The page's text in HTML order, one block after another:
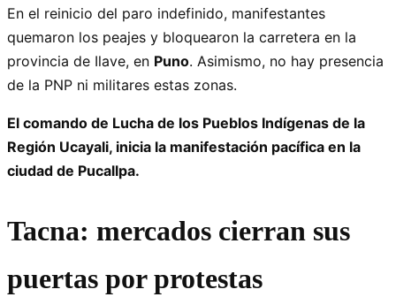
En el reinicio del paro indefinido, manifestantes
quemaron los peajes y bloquearon la carretera en la
provincia de Ilave, en Puno. Asimismo, no hay presencia
de la PNP ni militares estas zonas.
El comando de Lucha de los Pueblos Indígenas de la
Región Ucayali, inicia la manifestación pacífica en la
ciudad de Pucallpa.
Tacna: mercados cierran sus
puertas por protestas